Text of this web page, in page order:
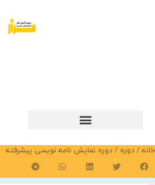
خانه / دوره / دوره نمایش نامه نویسی پیشرفته